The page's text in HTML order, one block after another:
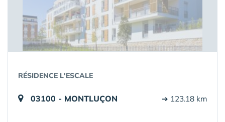
RÉSIDENCE L'ESCALE
03100 - MONTLUÇON ➔ 123.18 km